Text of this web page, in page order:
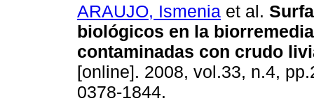
ARAUJO, Ismenia et al.
biológicos en la
contaminadas con crudo
[online]. 2008, vol.33, n.4,
0378-1844.